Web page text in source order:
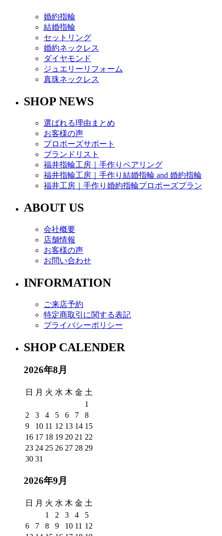
婚約指輪
結婚指輪
セットリング
婚約ネックレス
ダイヤモンド
ジュエリーリフォーム
真珠ネックレス
SHOP NEWS
選ばれる理由まとめ
お客様の声
プロポーズサポート
ブランドリスト
福井指輪工房｜手作りペアリング
福井指輪工房｜手作り結婚指輪 and 婚約指輪
福井工房｜手作り婚約指輪プロポーズプラン
ABOUT US
会社概要
店舗情報
お客様の声
お問い合わせ
INFORMATION
ご来店予約
特定商取引に関する表記
プライバシーポリシー
SHOP CALENDER
2026年8月
日 月 火 水 木 金 土
1
2
3 4 5 6 7
8
9
10 11 12 13 14 15
16 17 18 19 20 21 22
23 24 25 26 27 28 29
30 31
2026年9月
日 月 火 水 木 金 土
1
2 3 4
5
6
7 8 9 10 11 12